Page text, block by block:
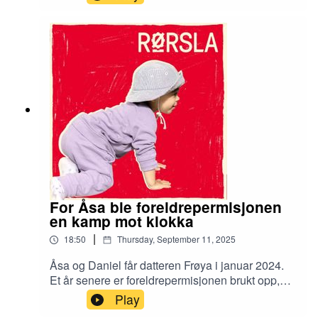
bak, og hva du selv bør være obs på dersom du
skal planlegge foreldrepermisjon.
For Åsa ble foreldrepermisjonen
en kamp mot klokka
18:50 | Thursday, September 11, 2025
Åsa og Daniel får datteren Frøya i januar 2024.
Et år senere er foreldrepermisjonen brukt opp,
men de står uten barnehageplass. Den har de
ikke krav på før om et halvt år. Hva gjør man da?
Play